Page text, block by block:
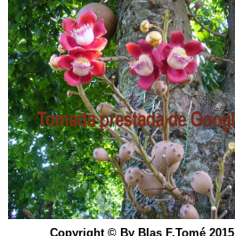
Copyright © By Blas F.Tomé 2015